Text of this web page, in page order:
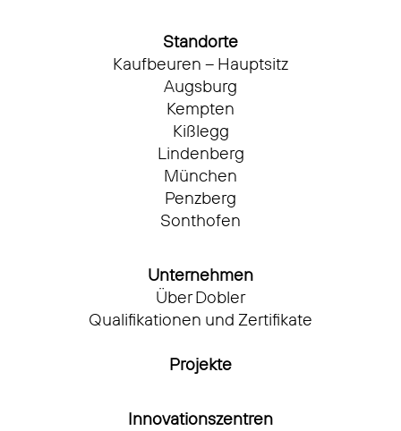
Standorte
Kaufbeuren – Hauptsitz
Augsburg
Kempten
Kißlegg
Lindenberg
München
Penzberg
Sonthofen
Unternehmen
Über Dobler
Qualifikationen und Zertifikate
Projekte
Innovationszentren